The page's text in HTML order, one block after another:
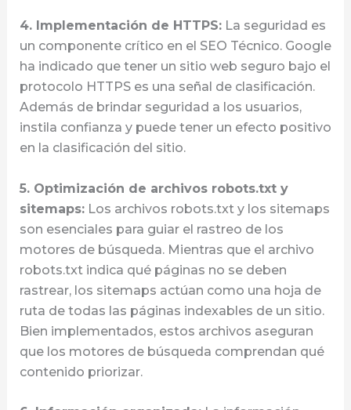
4. Implementación de HTTPS:La seguridad es
un componente crítico en el SEO Técnico. Google
ha indicado que tener un sitio web seguro bajo el
protocolo HTTPS es una señal de clasificación.
Además de brindar seguridad a los usuarios,
instila confianza y puede tener un efecto positivo
en la clasificación del sitio.
5. Optimización de archivos robots.txt y
sitemaps:Los archivos robots.txt y los sitemaps
son esenciales para guiar el rastreo de los
motores de búsqueda. Mientras que el archivo
robots.txt indica qué páginas no se deben
rastrear, los sitemaps actúan como una hoja de
ruta de todas las páginas indexables de un sitio.
Bien implementados, estos archivos aseguran
que los motores de búsqueda comprendan qué
contenido priorizar.